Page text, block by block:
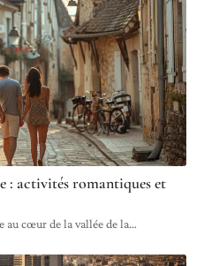
: activités romantiques et
au cœur de la vallée de la…